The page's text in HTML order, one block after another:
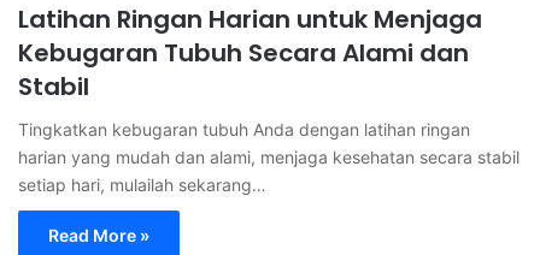
Latihan Ringan Harian untuk Menjaga
Kebugaran Tubuh Secara Alami dan
Stabil
Tingkatkan kebugaran tubuh Anda dengan latihan ringan
harian yang mudah dan alami, menjaga kesehatan secara stabil
setiap hari, mulailah sekarang…
Read More »